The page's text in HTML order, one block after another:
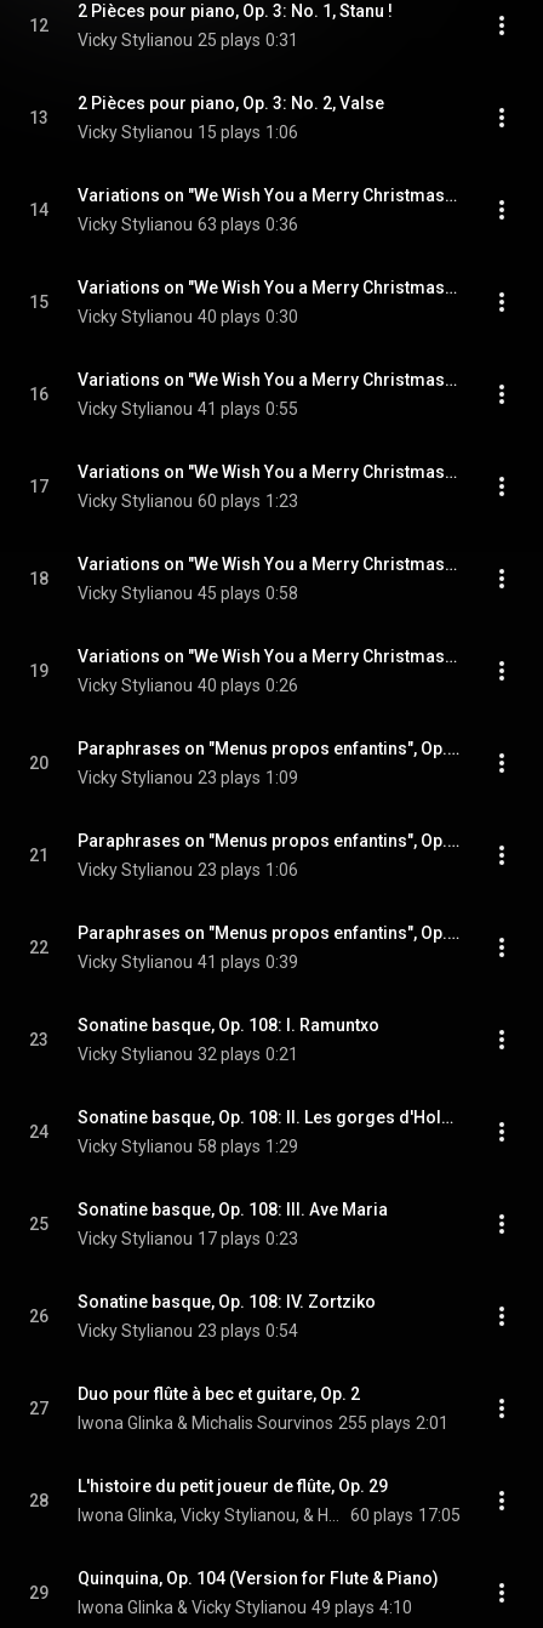
12
2 Pièces pour piano, Op. 3: No. 1, Stanu !
Vicky Stylianou 25 plays 0:31
13
2 Pièces pour piano, Op. 3: No. 2, Valse
Vicky Stylianou 15 plays 1:06
14
Variations on "We Wish You a Merry Christmas", Op. 14: Theme
Vicky Stylianou 63 plays 0:36
15
Variations on "We Wish You a Merry Christmas", Op. 14: Var. 1, Classical
Vicky Stylianou 40 plays 0:30
16
Variations on "We Wish You a Merry Christmas", Op. 14: Var. 2, Romantic
Vicky Stylianou 41 plays 0:55
17
Variations on "We Wish You a Merry Christmas", Op. 14: Var. 3, Messiaenic
Vicky Stylianou 60 plays 1:23
18
Variations on "We Wish You a Merry Christmas", Op. 14: Var. 4, Minimal Toccata
Vicky Stylianou 45 plays 0:58
19
Variations on "We Wish You a Merry Christmas", Op. 14: Var. 5, Punctual
Vicky Stylianou 40 plays 0:26
20
Paraphrases on "Menus propos enfantins", Op. 100: I. La marche nuptiale du roi des grenouilles
Vicky Stylianou 23 plays 1:09
21
Paraphrases on "Menus propos enfantins", Op. 100: II. La petite princesse des tulipes écoute sa boîte à musique
Vicky Stylianou 23 plays 1:06
22
Paraphrases on "Menus propos enfantins", Op. 100: III. Valse de la tarte au citron
Vicky Stylianou 41 plays 0:39
23
Sonatine basque, Op. 108: I. Ramuntxo
Vicky Stylianou 32 plays 0:21
24
Sonatine basque, Op. 108: II. Les gorges d'Holzarte
Vicky Stylianou 58 plays 1:29
25
Sonatine basque, Op. 108: III. Ave Maria
Vicky Stylianou 17 plays 0:23
26
Sonatine basque, Op. 108: IV. Zortziko
Vicky Stylianou 23 plays 0:54
27
Duo pour flûte à bec et guitare, Op. 2
Iwona Glinka & Michalis Sourvinos 255 plays 2:01
28
L'histoire du petit joueur de flûte, Op. 29
60 plays 17:05
29
Quinquina, Op. 104 (Version for Flute & Piano)
Iwona Glinka & Vicky Stylianou 49 plays 4:10